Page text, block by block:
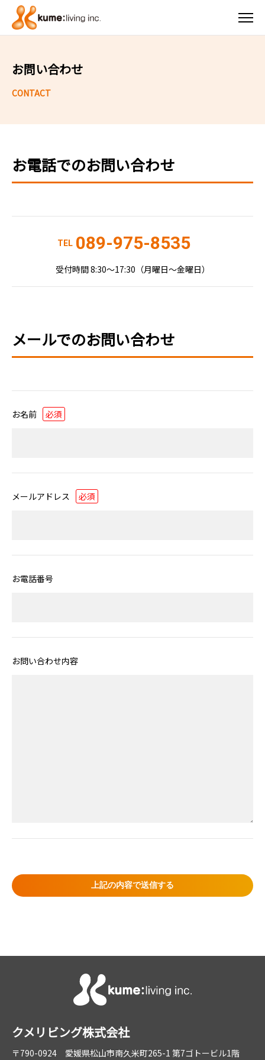
お問い合わせ
お電話でのお問い合わせ
TEL 089-975-8535
受付時間 8:30〜17:30（月曜日～金曜日）
メールでのお問い合わせ
お名前 必須
メールアドレス 必須
お電話番号
お問い合わせ内容
クメリビング株式会社
〒790-0924 愛媛県松山市南久米町265-1 第7ゴトービル1階